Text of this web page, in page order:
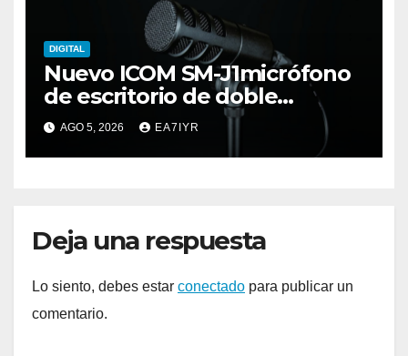
DIGITAL
Nuevo ICOM SM-J1micrófono
de escritorio de doble
elemento premium
AGO 5, 2026 EA7IYR
Deja una respuesta
Lo siento, debes estar conectado para publicar un
comentario.